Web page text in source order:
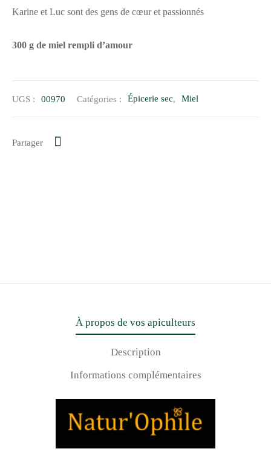
Karine et Luc sont des gens de cœur et passionnés
300 g de miel rempli d’amour
UGS : 00970 Catégories : Épicerie sec, Miel
Partager
À propos de vos apiculteurs
Description
Informations complémentaires